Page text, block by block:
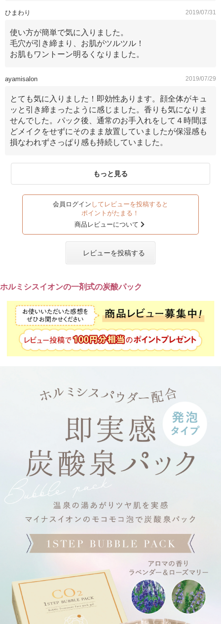
ひまわり 2019/07/31
使い方が簡単で気に入りました。
毛穴が引き締まり、お肌がツルツル！
お肌もワントーン明るくなりました。
ayamisalon 2019/07/29
とても気に入りました！即効性あります。顔全体がキュ
ッと引き締まったように感じました。香りも気になりま
せんでした。パック後、通常のお手入れをして４時間ほ
どメイクをせずにそのまま放置していましたが保湿感も
損なわれずさっぱり感も持続していました。
もっと見る
会員ログイン してレビューを投稿すると
ポイントがたまる！
商品レビューについて
レビューを投稿する
ホルミシスイオンの一剤式の炭酸パック